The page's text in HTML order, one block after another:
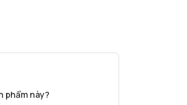
hoàn hảo dành cho bạn.
phẩm này?